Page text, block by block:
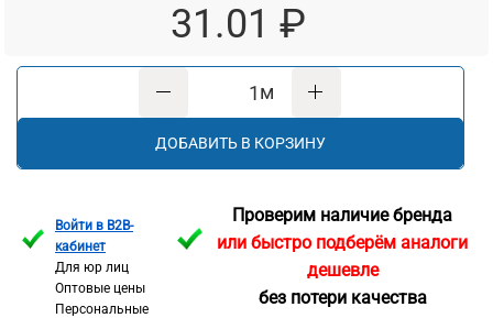
31.01 ₽
м
ДОБАВИТЬ В КОРЗИНУ
Войти в B2B-
кабинет
Для юр лиц
Оптовые цены
Персональные
Проверим наличие бренда
или быстро подберём аналоги
дешевле
без потери качества